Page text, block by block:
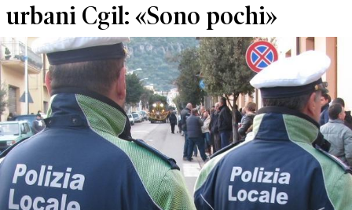
urbani Cgil: «Sono pochi»